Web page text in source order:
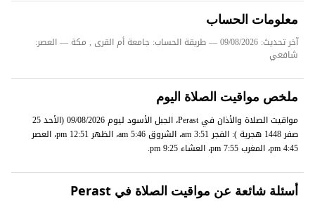
معلومات الحساب
آخر تحديث: 09/08/2026
— طريقة الحساب: جامعة أم القرى , مكة — العصر:
شافعي
ملخص مواقيت الصلاة اليوم
مواقيت الصلاة والأذان في Perast، الجبل الأسود ليوم 09/08/2026 (الأحد 25
صفر 1448 هجرية ): الفجر 3:51 am، الشروق 5:46 am، الظهر 12:51 pm، العصر
4:45 pm، المغرب 7:55 pm، العشاء 9:25 pm.
أسئلة شائعة عن مواقيت الصلاة في Perast